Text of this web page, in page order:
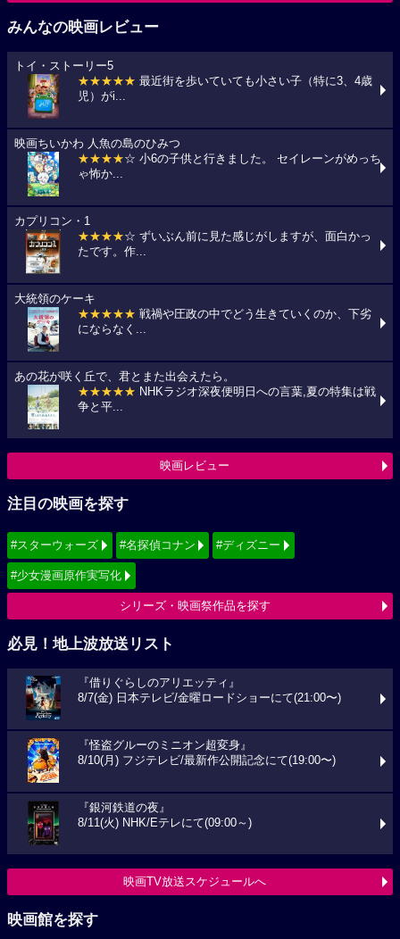
みんなの映画レビュー
トイ・ストーリー5
★★★★★ 最近街を歩いていても小さい子（特に3、4歳
児）がi...
映画ちいかわ 人魚の島のひみつ
★★★★☆ 小6の子供と行きました。 セイレーンがめっち
ゃ怖か...
カプリコン・1
★★★★☆ ずいぶん前に見た感じがしますが、面白かっ
たです。作...
大統領のケーキ
★★★★★ 戦禍や圧政の中でどう生きていくのか、下劣
にならなく...
あの花が咲く丘で、君とまた出会えたら。
★★★★★ NHKラジオ深夜便明日への言葉,夏の特集は戦
争と平...
映画レビュー
注目の映画を探す
#スターウォーズ #名探偵コナン #ディズニー
#少女漫画原作実写化
シリーズ・映画祭作品を探す
必見！地上波放送リスト
『借りぐらしのアリエッティ』
8/7(金) 日本テレビ/金曜ロードショーにて(21:00〜)
『怪盗グルーのミニオン超変身』
8/10(月) フジテレビ/最新作公開記念にて(19:00〜)
『銀河鉄道の夜』
8/11(火) NHK/Eテレにて(09:00～)
映画TV放送スケジュールへ
映画館を探す